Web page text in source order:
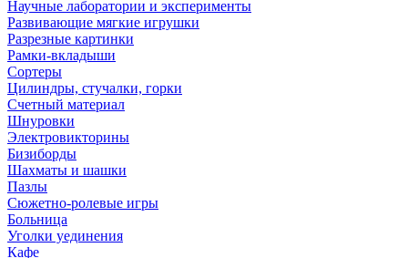
Научные лаборатории и эксперименты
Развивающие мягкие игрушки
Разрезные картинки
Рамки-вкладыши
Сортеры
Цилиндры, стучалки, горки
Счетный материал
Шнуровки
Электровикторины
Бизиборды
Шахматы и шашки
Пазлы
Сюжетно-ролевые игры
Больница
Уголки уединения
Кафе